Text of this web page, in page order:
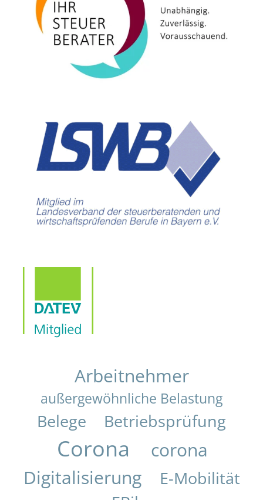
Arbeitnehmer
außergewöhnliche Belastung
Belege Betriebsprüfung
Corona
corona
Digitalisierung
E-Mobilität